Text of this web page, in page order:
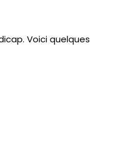
Voici quelques